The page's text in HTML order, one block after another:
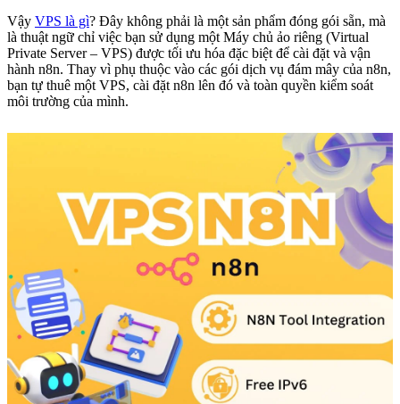
Vậy VPS là gì? Đây không phải là một sản phẩm đóng gói sẵn, mà
là thuật ngữ chỉ việc bạn sử dụng một Máy chủ ảo riêng (Virtual
Private Server – VPS) được tối ưu hóa đặc biệt để cài đặt và vận
hành n8n. Thay vì phụ thuộc vào các gói dịch vụ đám mây của n8n,
bạn tự thuê một VPS, cài đặt n8n lên đó và toàn quyền kiểm soát
môi trường của mình.